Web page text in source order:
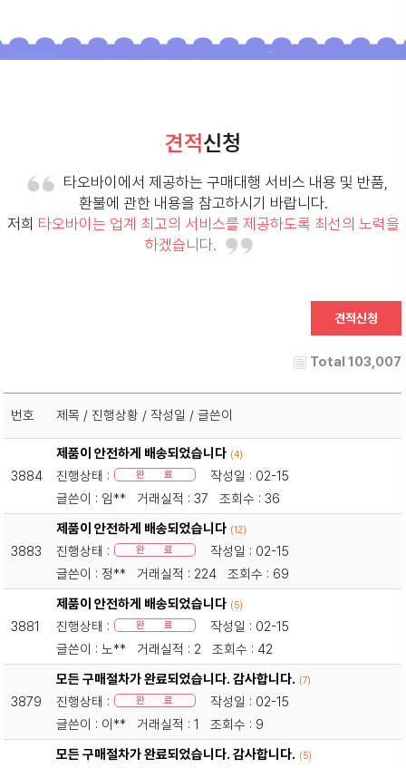
견적신청
타오바이에서 제공하는 구매대행 서비스 내용 및 반품,
환불에 관한 내용을 참고하시기 바랍니다.
저희 타오바이는 업계 최고의 서비스를 제공하도록 최선의 노력을
하겠습니다.
Total 103,007
번호 제목 / 진행상황 / 작성일 / 글쓴이
3884
제품이 안전하게 배송되었습니다 (4)
진행상태 : 완 료
작성일 : 02-15
글쓴이 : 임** 거래실적 : 37 조회수 : 36
3883
제품이 안전하게 배송되었습니다 (12)
진행상태 : 완 료
작성일 : 02-15
글쓴이 : 정** 거래실적 : 224 조회수 : 69
3881
제품이 안전하게 배송되었습니다 (5)
진행상태 : 완 료
작성일 : 02-15
글쓴이 : 노** 거래실적 : 2 조회수 : 42
3879
모든 구매절차가 완료되었습니다. 감사합니다. (7)
진행상태 : 완 료
작성일 : 02-15
글쓴이 : 이** 거래실적 : 1 조회수 : 9
모든 구매절차가 완료되었습니다. 감사합니다. (5)